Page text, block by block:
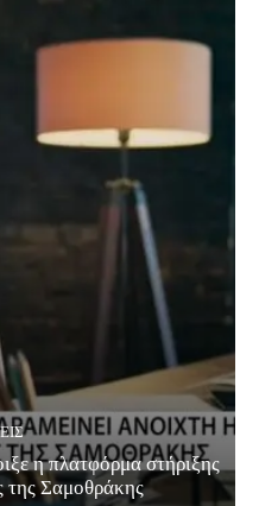
η πλατφόρμα στήριξης
της Σαμοθράκης